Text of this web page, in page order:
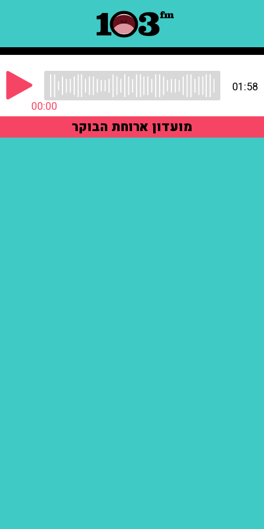
00:00
01:58
מועדון ארוחת הבוקר